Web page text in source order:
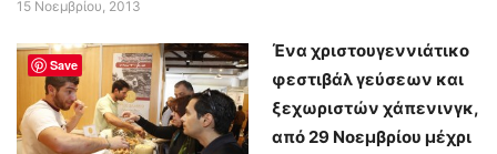
15 Νοεμβρίου, 2013
Ένα χριστουγεννιάτικο
φεστιβάλ γεύσεων και
ξεχωριστών χάπενινγκ,
από 29 Νοεμβρίου μέχρι
Save